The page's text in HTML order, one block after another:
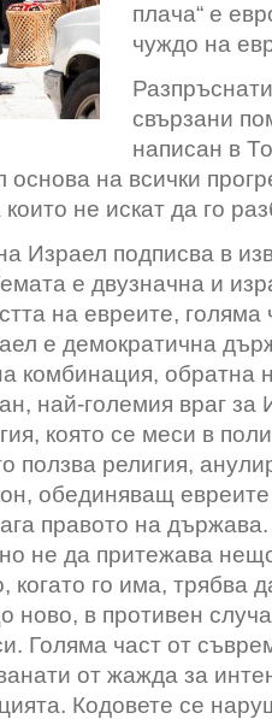
плача“ е
чуждо на
свързани
написан в
основа на всички
не искат да го
Израел подписва в
е двузначна и
на евреите, голяма
е демократична
комбинация, обратна
най-големия враг за
която се меси в
ползва религия,
обединяващ
правото на
не да притежава
когато го има, трябва
ново, в противен
Голяма част от
от жажда за
Кодовете се